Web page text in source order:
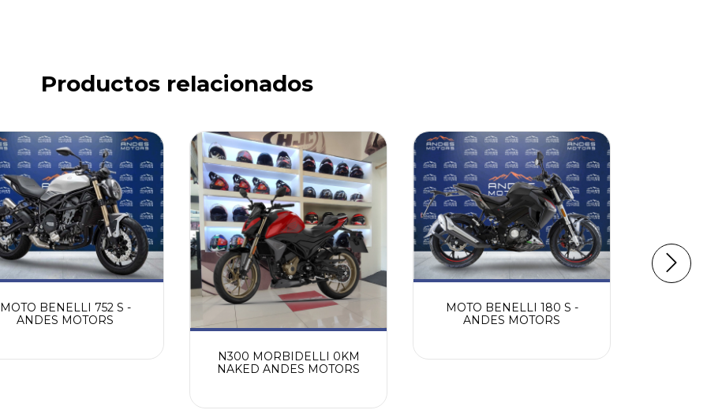
Productos relacionados
MOTO BENELLI 752 S -
ANDES MOTORS
N300 MORBIDELLI 0KM
NAKED ANDES MOTORS
MOTO BENELLI 180 S -
ANDES MOTORS